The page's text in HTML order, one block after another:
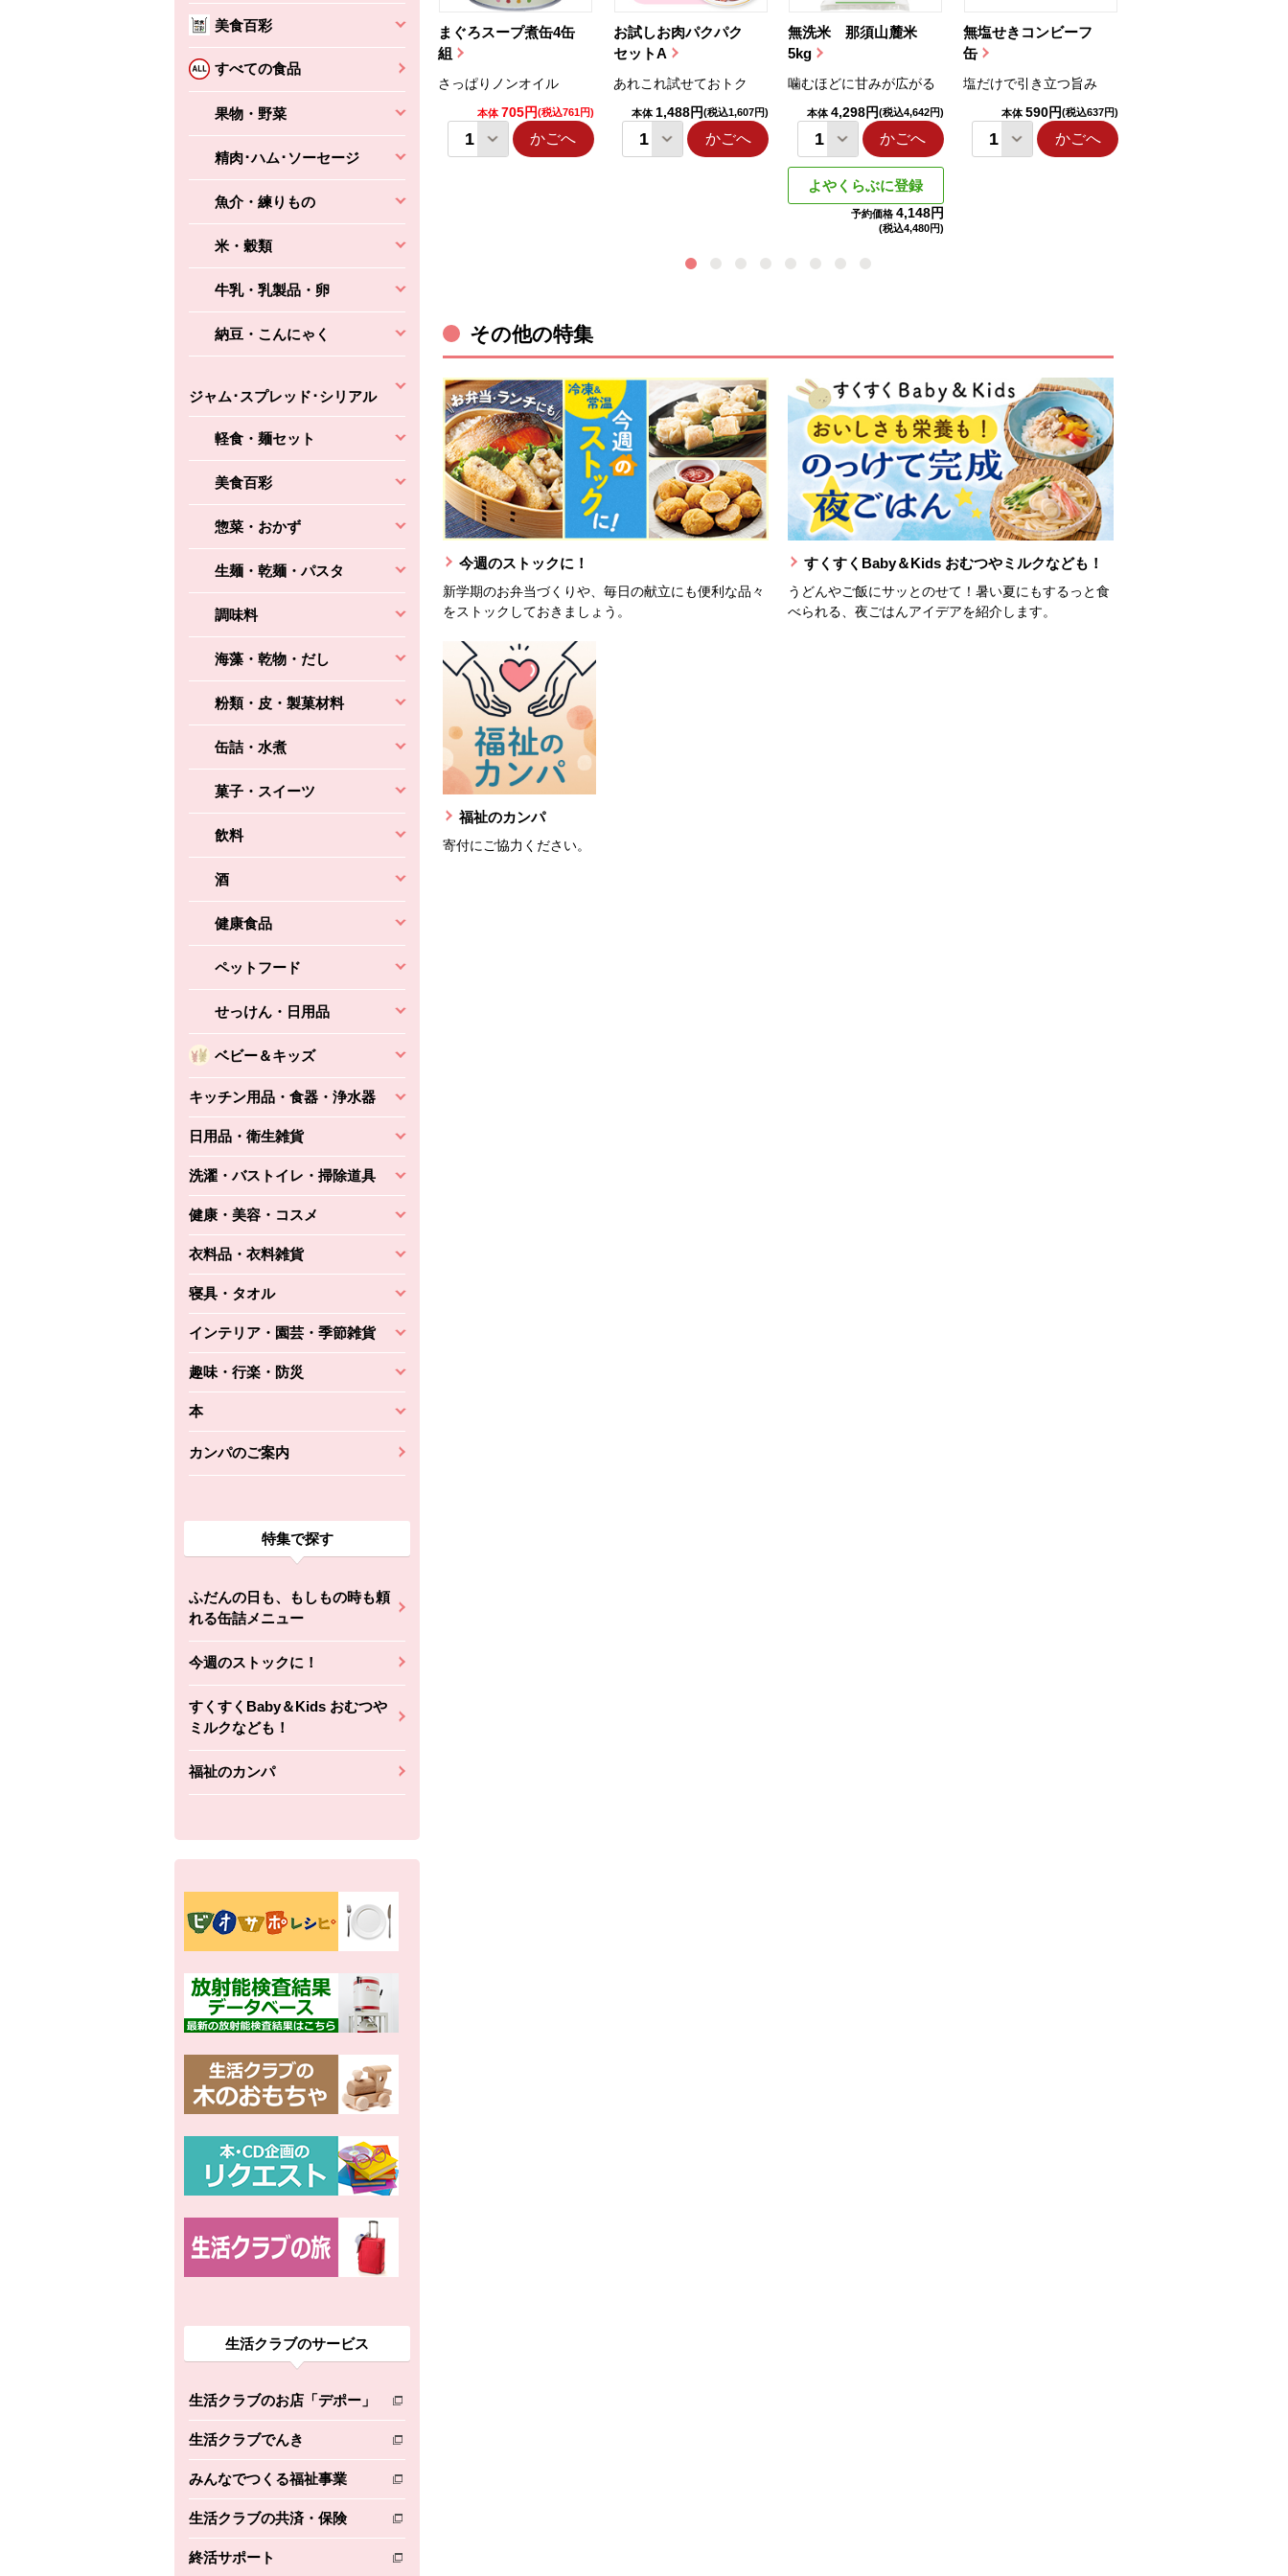
美食百彩
すべての食品
果物・野菜
精肉･ハム･ソーセージ
魚介・練りもの
米・穀類
牛乳・乳製品・卵
納豆・こんにゃく
ジャム･スプレッド･シリアル
軽食・麺セット
美食百彩
惣菜・おかず
生麺・乾麺・パスタ
調味料
海藻・乾物・だし
粉類・皮・製菓材料
缶詰・水煮
菓子・スイーツ
飲料
酒
健康食品
ペットフード
せっけん・日用品
ベビー＆キッズ
キッチン用品・食器・浄水器
日用品・衛生雑貨
洗濯・バストイレ・掃除道具
健康・美容・コスメ
衣料品・衣料雑貨
寝具・タオル
インテリア・園芸・季節雑貨
趣味・行楽・防災
本
カンパのご案内
特集で探す
ふだんの日も、もしもの時も頼
れる缶詰メニュー
今週のストックに！
すくすくBaby＆Kids おむつや
ミルクなども！
福祉のカンパ
生活クラブのサービス
生活クラブのお店「デポー」
別のウィンドウで開きます。
生活クラブでんき
別のウィンドウで開きます。
みんなでつくる福祉事業
別のウィンドウで開きます。
生活クラブの共済・保険
別のウィンドウで開きます。
終活サポート
別のウィンドウで開きます。
まぐろスープ煮缶4缶
組
さっぱりノンオイル
本体 705円(税込761円)
かごへ
お試しお肉パクパク
セットA
あれこれ試せておトク
本体 1,488円(税込1,607円)
かごへ
無洗米 那須山麓米
5kg
噛むほどに甘みが広がる
本体 4,298円(税込4,642円)
かごへ
よやくらぶに登録
予約価格 4,148円
(税込4,480円)
無塩せきコンビーフ
缶
塩だけで引き立つ旨み
本体 590円(税込637円)
かごへ
ちょこっと揚げ（香
えびの風味がぶわっ！
(税込356円)
かごへ
バルサミコ
コク深くフルーティー
本体2,160円(税込2,333円)
かごへ
その他の特集
今週のストックに！
新学期のお弁当づくりや、毎日の献立にも便利な品々
をストックしておきましょう。
すくすくBaby＆Kids おむつやミルクなども！
うどんやご飯にサッとのせて！暑い夏にもするっと食
べられる、夜ごはんアイデアを紹介します。
福祉のカンパ
寄付にご協力ください。